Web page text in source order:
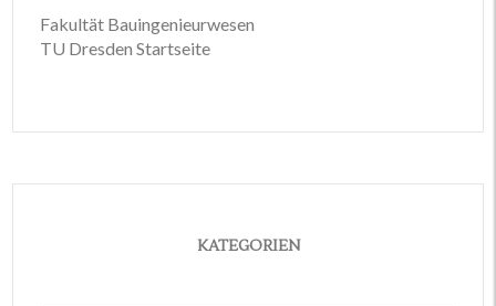
Fakultät Bauingenieurwesen
TU Dresden Startseite
KATEGORIEN